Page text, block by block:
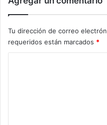
Tu dirección de correo
requeridos están marcados *